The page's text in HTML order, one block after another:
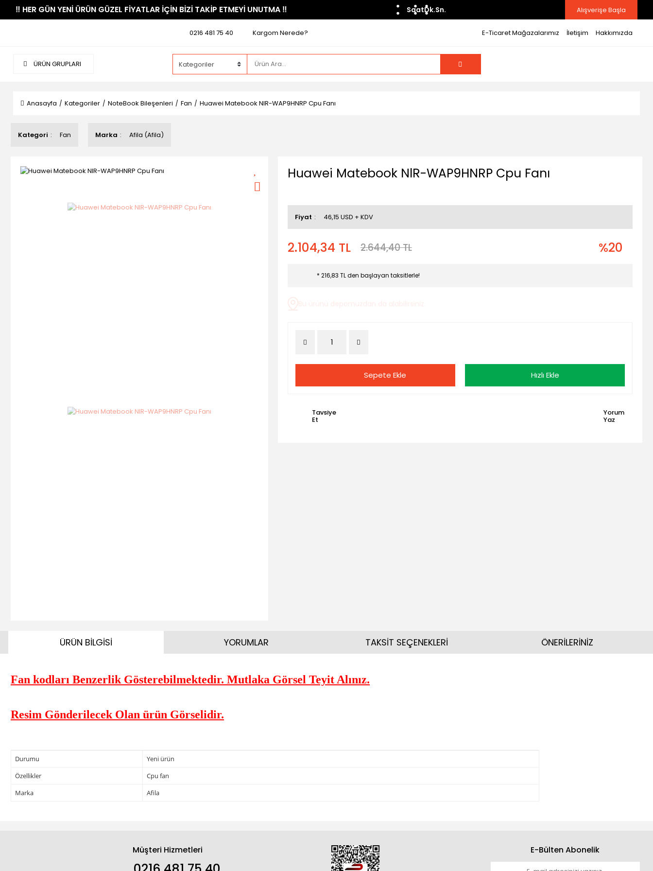
​‼️​ HER GÜN YENİ ÜRÜN GÜZEL FİYATLAR İÇİN BİZİ TAKİP ETMEYİ UNUTMA ​‼️​ SaatDk.Sn. Alışverişe Başla
0216 481 75 40 Kargom Nerede? E-Ticaret Mağazalarımız İletişim Hakkımızda
ÜRÜN GRUPLARI
Anasayfa Kategoriler NoteBook Bileşenleri Fan Huawei Matebook NlR-WAP9HNRP Cpu Fanı
Kategori Fan Marka Afila (Afila)
Huawei Matebook NlR-WAP9HNRP Cpu Fanı
Fiyat 46,15 USD + KDV
2.104,34 TL 2.644,40 TL %20
* 216,83 TL den başlayan taksitlerle!
Bu ürünü depomuzdan da alabilirsiniz.
Sepete Ekle Hızlı Ekle
Tavsiye
Et
Yorum
Yaz
ÜRÜN BİLGİSİ
Fan kodları Benzerlik Gösterebilmektedir. Mutlaka Görsel Teyit Alınız.
Resim Gönderilecek Olan ürün Görselidir.
Durumu
Yeni ürün
Özellikler
Cpu fan
Marka
Afila
YORUMLAR TAKSİT SEÇENEKLERİ ÖNERİLERİNİZ
Müşteri Hizmetleri E-Bülten Abonelik